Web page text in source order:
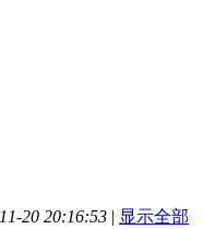
20 20:16:53 | 显示全部